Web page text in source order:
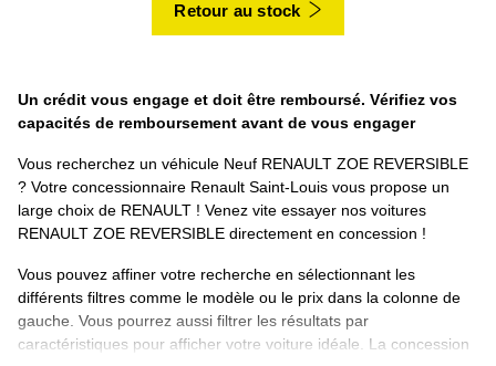
Retour au stock
Un crédit vous engage et doit être remboursé. Vérifiez vos
capacités de remboursement avant de vous engager
Vous recherchez un véhicule Neuf RENAULT ZOE REVERSIBLE
? Votre concessionnaire Renault Saint-Louis vous propose un
large choix de RENAULT ! Venez vite essayer nos voitures
RENAULT ZOE REVERSIBLE directement en concession !
Vous pouvez affiner votre recherche en sélectionnant les
différents filtres comme le modèle ou le prix dans la colonne de
gauche. Vous pourrez aussi filtrer les résultats par
caractéristiques pour afficher votre voiture idéale. La concession